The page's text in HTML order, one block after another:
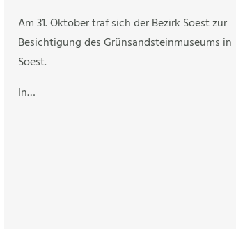
Am 31. Oktober traf sich der Bezirk Soest zur
Besichtigung des Grünsandsteinmuseums in
Soest.
In…